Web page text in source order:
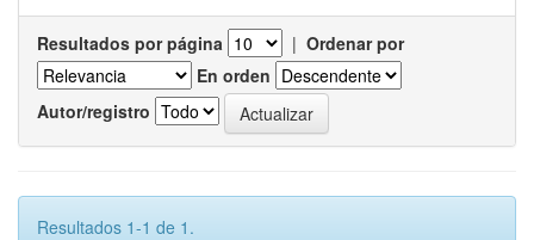
Resultados por página | Ordenar por
En orden
Autor/registro
Resultados 1-1 de 1.